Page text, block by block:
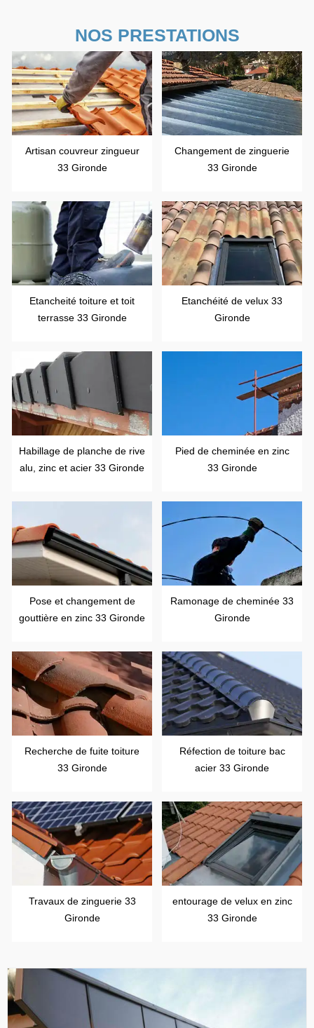
NOS PRESTATIONS
Artisan couvreur zingueur
33 Gironde
Changement de zinguerie
33 Gironde
Etancheité toiture et toit
terrasse 33 Gironde
Etanchéité de velux 33
Gironde
Habillage de planche de rive
alu, zinc et acier 33 Gironde
Pied de cheminée en zinc
33 Gironde
Pose et changement de
gouttière en zinc 33 Gironde
Ramonage de cheminée 33
Gironde
Recherche de fuite toiture
33 Gironde
Réfection de toiture bac
acier 33 Gironde
Travaux de zinguerie 33
Gironde
entourage de velux en zinc
33 Gironde